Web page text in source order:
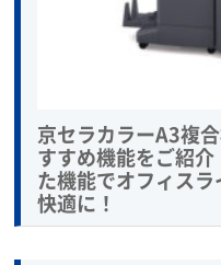
京セラカラーA3複
すすめ機能をご紹
た機能でオフィス
快適に！